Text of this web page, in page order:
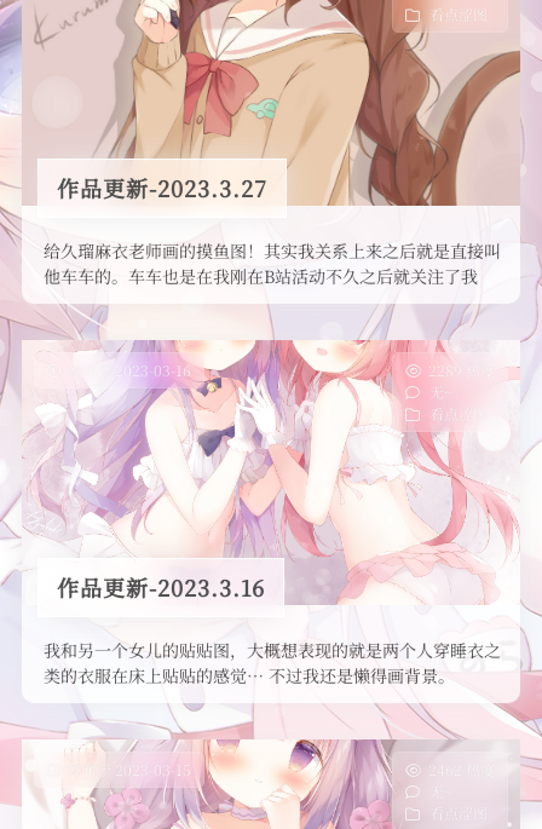
看点涩图
作品更新-2023.3.27
给久瑠麻衣老师画的摸鱼图！其实我关系上来之后就是直接叫
他车车的。车车也是在我刚在B站活动不久之后就关注了我
的，不过一直没啥交往。 …
发布于 2023-03-16
2289 热度
无~
看点涩图
作品更新-2023.3.16
我和另一个女儿的贴贴图，大概想表现的就是两个人穿睡衣之
类的衣服在床上贴贴的感觉… 不过我还是懒得画背景。
发布于 2023-03-15
2462 热度
无~
看点涩图